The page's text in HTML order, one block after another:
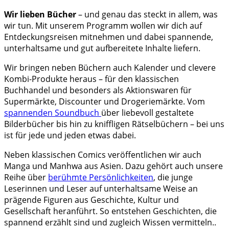
Wir lieben Bücher– und genau das steckt in allem, was
wir tun. Mit unserem Programm wollen wir dich auf
Entdeckungsreisen mitnehmen und dabei spannende,
unterhaltsame und gut aufbereitete Inhalte liefern.
Wir bringen neben Büchern auch Kalender und clevere
Kombi-Produkte heraus – für den klassischen
Buchhandel und besonders als Aktionswaren für
Supermärkte, Discounter und Drogeriemärkte. Vom
spannenden Soundbuch über liebevoll gestaltete
Bilderbücher bis hin zu kniffligen Rätselbüchern – bei uns
ist für jede und jeden etwas dabei.
Neben klassischen Comics veröffentlichen wir auch
Manga und Manhwa aus Asien. Dazu gehört auch unsere
Reihe über berühmte Persönlichkeiten, die junge
Leserinnen und Leser auf unterhaltsame Weise an
prägende Figuren aus Geschichte, Kultur und
Gesellschaft heranführt. So entstehen Geschichten, die
spannend erzählt sind und zugleich Wissen vermitteln..